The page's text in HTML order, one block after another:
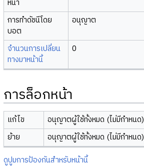
หน้า
การทำดัชนีโดย
บอต
อนุญาต
จำนวนการเปลี่ยน
ทางมาหน้านี้
0
การล็อกหน้า
แก้ไข
อนุญาตผู้ใช้ทั้งหมด (ไม่มีกำหนด)
ย้าย
อนุญาตผู้ใช้ทั้งหมด (ไม่มีกำหนด)
ดูปูมการป้องกันสำหรับหน้านี้